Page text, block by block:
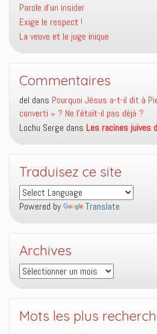
Parole d’un insider
Exige le respect !
La veuve et le juge inique
Commentaires
del dans Pourquoi Jésus a-t-il dit à
converti » ? Ne l’était-il pas déjà ?
Lochu Serge dans Les racines juives
Traduisez ce site
Powered by Translate
Archives
Archives
Mots les plus